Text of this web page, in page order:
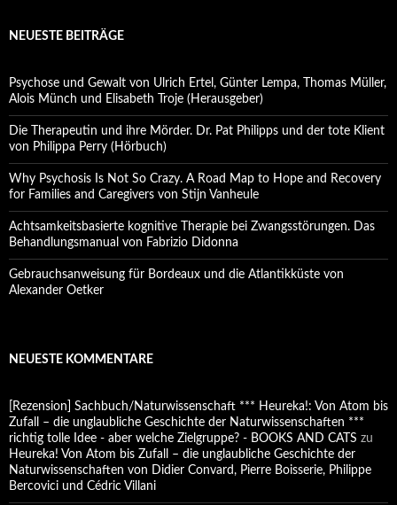
NEUESTE BEITRÄGE
Psychose und Gewalt von Ulrich Ertel, Günter Lempa, Thomas Müller,
Alois Münch und Elisabeth Troje (Herausgeber)
Die Therapeutin und ihre Mörder. Dr. Pat Philipps und der tote Klient
von Philippa Perry (Hörbuch)
Why Psychosis Is Not So Crazy. A Road Map to Hope and Recovery
for Families and Caregivers von Stijn Vanheule
Achtsamkeitsbasierte kognitive Therapie bei Zwangsstörungen. Das
Behandlungsmanual von Fabrizio Didonna
Gebrauchsanweisung für Bordeaux und die Atlantikküste von
Alexander Oetker
NEUESTE KOMMENTARE
[Rezension] Sachbuch/Naturwissenschaft *** Heureka!: Von Atom bis
Zufall – die unglaubliche Geschichte der Naturwissenschaften ***
richtig tolle Idee - aber welche Zielgruppe? - BOOKS AND CATS zu
Heureka! Von Atom bis Zufall – die unglaubliche Geschichte der
Naturwissenschaften von Didier Convard, Pierre Boisserie, Philippe
Bercovici und Cédric Villani